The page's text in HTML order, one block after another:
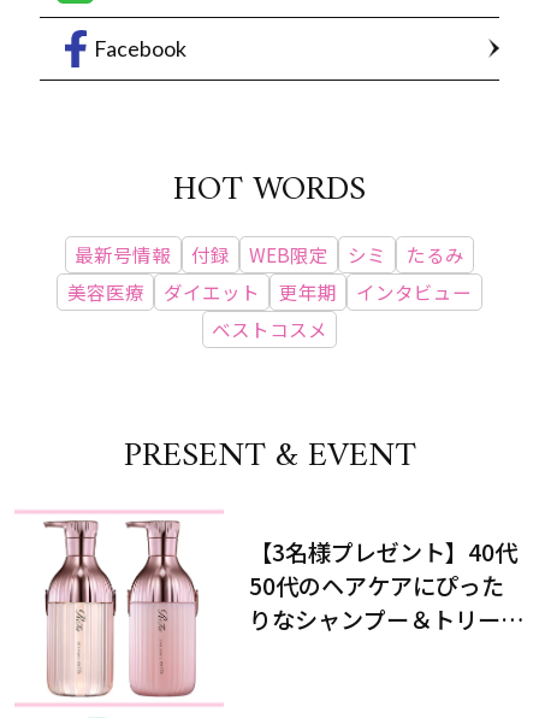
Facebook
HOT WORDS
最新号情報 付録 WEB限定 シミ
たるみ
美容医療
ダイエット 更年期
インタビュー
ベストコスメ
PRESENT & EVENT
【3名様プレゼント】40代
50代のヘアケアにぴった
りなシャンプー＆トリート